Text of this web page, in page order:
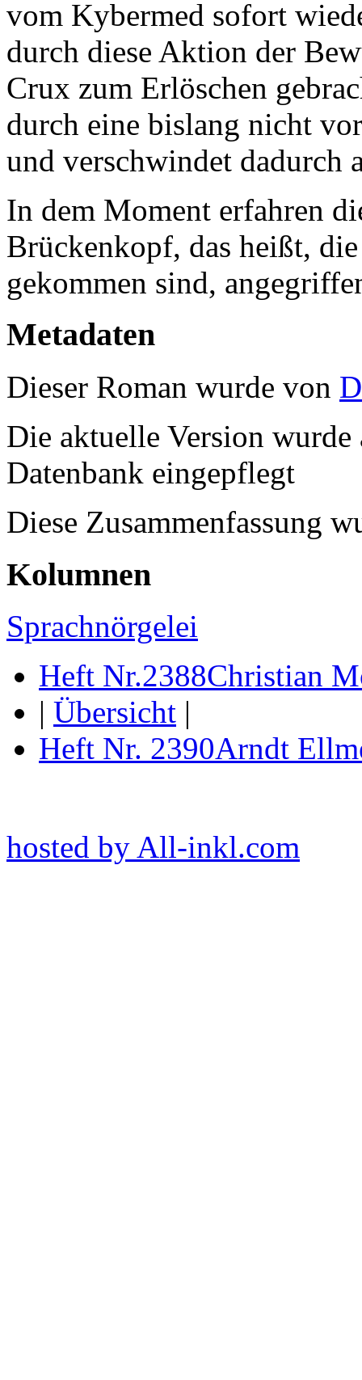
vom Kybermed sofort
durch diese Aktion der
Crux zum Erlöschen
durch eine bislang nicht
und verschwindet dadurch
In dem Moment erfahren
Brückenkopf, das heißt,
gekommen sind,
Metadaten
Dieser Roman wurde von
Die aktuelle Version
Datenbank eingepflegt
Diese Zusammenfassung
Kolumnen
Sprachnörgelei
Heft Nr.2388Christian
| Übersicht |
Heft Nr. 2390Arndt
hosted by All-inkl.com